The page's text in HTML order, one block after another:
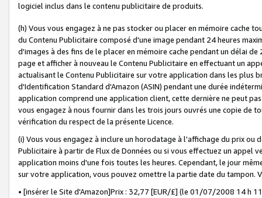
logiciel inclus dans le contenu publicitaire de produits.
(h) Vous vous engagez à ne pas stocker ou placer en mémoire cache
du Contenu Publicitaire composé d'une image pendant 24 heures
d'images à des fins de le placer en mémoire cache pendant un délai
page et afficher à nouveau le Contenu Publicitaire en effectuant un
actualisant le Contenu Publicitaire sur votre application dans les plus
d'Identification Standard d'Amazon (ASIN) pendant une durée
application comprend une application client, cette dernière ne peut
vous engagez à nous fournir dans les trois jours ouvrés une copie de
vérification du respect de la présente Licence.
(i) Vous vous engagez à inclure un horodatage à l'affichage du prix
Publicitaire à partir de Flux de Données ou si vous effectuez un appel
application moins d'une fois toutes les heures. Cependant, le jour
sur votre application, vous pouvez omettre la partie date du tampon.
• [insérer le Site d'Amazon]Prix : 32,77 [EUR/£] (le 01/07/2008 14 h